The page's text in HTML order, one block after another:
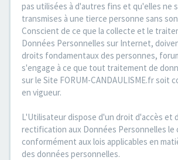
pas utilisées à d'autres fins et qu'elles ne
transmises à une tierce personne sans
Conscient de ce que la collecte et le
Données Personnelles sur Internet,
droits fondamentaux des personnes,
s'engage à ce que tout traitement de
sur le Site FORUM-CANDAULISME.fr soit
en vigueur.
L'Utilisateur dispose d'un droit d'accès et
rectification aux Données Personnelles le
conformément aux lois applicables en
des données personnelles.